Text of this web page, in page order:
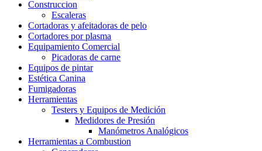
Construccion
Escaleras
Cortadoras y afeitadoras de pelo
Cortadores por plasma
Equipamiento Comercial
Picadoras de carne
Equipos de pintar
Estética Canina
Fumigadoras
Herramientas
Testers y Equipos de Medición
Medidores de Presión
Manómetros Analógicos
Herramientas a Combustion